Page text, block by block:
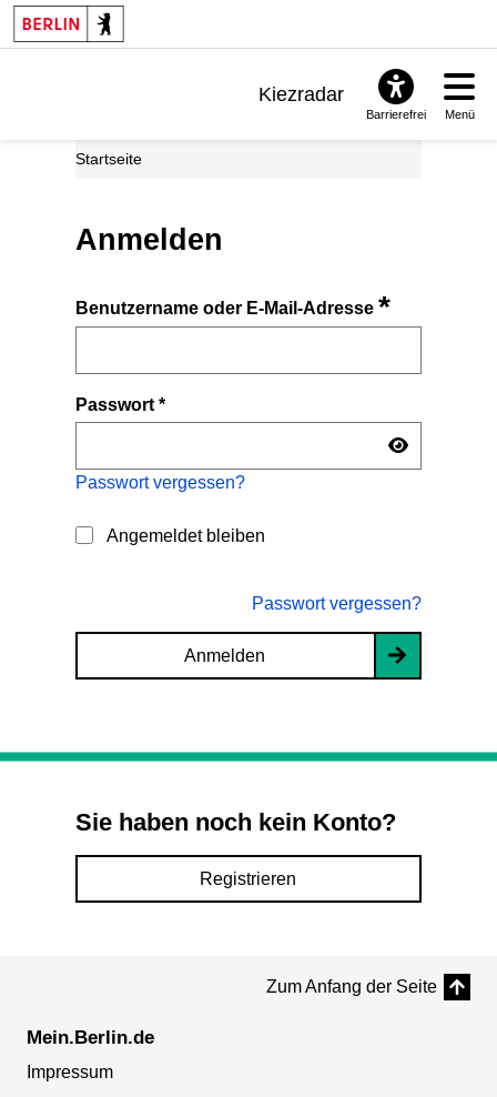
Kiezradar
Barrierefrei Menü
Startseite
Anmelden
Benutzername oder E-Mail-Adresse*
Passwort*
Passwort vergessen?
Angemeldet bleiben
Passwort vergessen?
Anmelden
Sie haben noch kein Konto?
Registrieren
Zum Anfang der Seite
Mein.Berlin.de
Impressum